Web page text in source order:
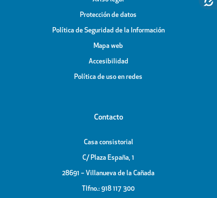
Protección de datos
Política de Seguridad de la Información
Mapa web
Accesibilidad
Política de uso en redes
Contacto
Casa consistorial
C/ Plaza España, 1
28691 – Villanueva de la Cañada
Tlfno.: 918 117 300